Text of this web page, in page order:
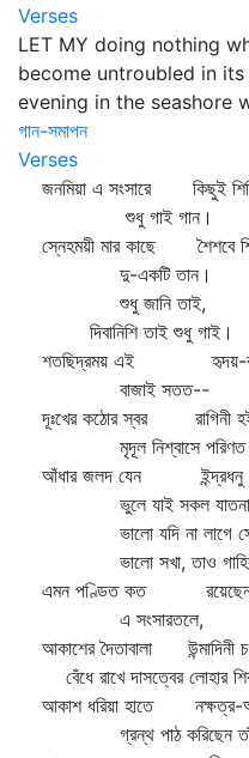
Verses
LET MY doing nothing
become untroubled in
evening in the seashore
গান-সমাপন
Verses
জনমিয়া এ সংসারে কিছুই
শুধু গাই গান।
স্নেহময়ী মার কাছে শৈশবে
দু-একটি তান।
শুধু জানি তাই,
দিবানিশি তাই শুধু গাই।
শতছিদ্রময় এই হৃদয়-
বাজাই সতত--
দূঃখের কঠোর স্বর রাগিনী
মৃদূল নিশ্বাসে
আঁধার জলদ যেন ইন্দ্রধনু
ভুলে যাই সকল
ভালো যদি না লাগে সে
ভালো সখা, তাও গাহিব
এমন পণ্ডিত কত রয়েছেন
এ সংসারতলে,
আকাশের দৈতাবালা উন্মাদিনী
বেঁধে রাখে দাসত্বের লোহার
আকাশ ধরিয়া হাতে নক্ষত্র-
গ্রন্থ পাঠ করিছেন